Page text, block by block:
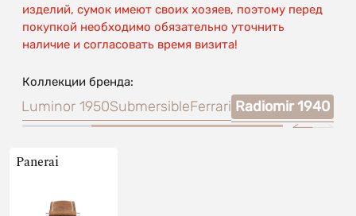
изделий, сумок имеют своих хозяев, поэтому перед
покупкой необходимо обязательно уточнить
наличие и согласовать время визита!
Коллекции бренда:
Luminor 1950SubmersibleFerrari Radiomir 1940
Panerai